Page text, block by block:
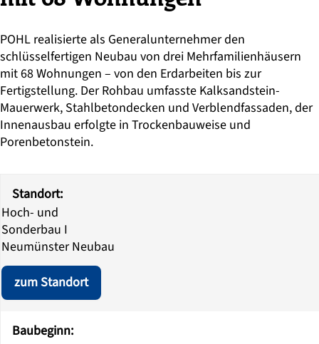
POHL realisierte als Generalunternehmer den
schlüsselfertigen Neubau von drei Mehrfamilienhäusern
mit 68 Wohnungen – von den Erdarbeiten bis zur
Fertigstellung. Der Rohbau umfasste Kalksandstein-
Mauerwerk, Stahlbetondecken und Verblendfassaden, der
Innenausbau erfolgte in Trockenbauweise und
Porenbetonstein.
Standort:
Hoch- und
Sonderbau I
Neumünster Neubau
zum Standort
Baubeginn: